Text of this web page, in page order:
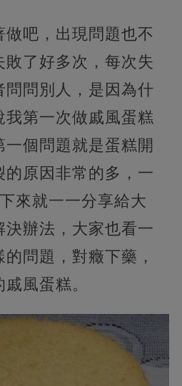
吧，出現問題也不
了好多次，每次失
問問別人，是因為什
我第一次做戚風蛋糕
個問題就是蛋糕開
的原因非常的多，一
來就一一分享給大
決辦法，大家也看一
問題，對癥下藥，
風蛋糕。